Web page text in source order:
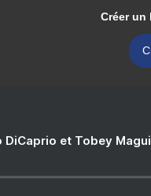
Créer un
DiCaprio et Tobey